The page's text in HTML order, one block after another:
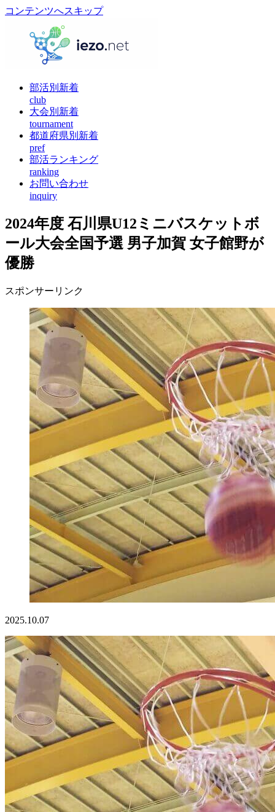
コンテンツへスキップ
部活別新着
club
大会別新着
tournament
都道府県別新着
pref
部活ランキング
ranking
お問い合わせ
inquiry
2024年度 石川県U12ミニバスケットボ
ール大会全国予選 男子加賀 女子館野が
優勝
スポンサーリンク
2025.10.07